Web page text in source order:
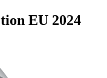
EU 2024